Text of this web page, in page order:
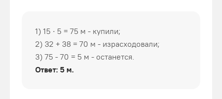
1) 15 · 5 = 75 м - купили;
2) 32 + 38 = 70 м - израсходовали;
3) 75 - 70 = 5 м - останется.
Ответ: 5 м.